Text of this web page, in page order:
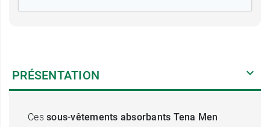
PRÉSENTATION
Ces sous-vêtements absorbants Tena Men